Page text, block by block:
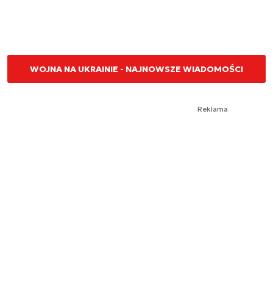
WOJNA NA UKRAINIE - NAJNOWSZE WIADOMOŚCI
Reklama